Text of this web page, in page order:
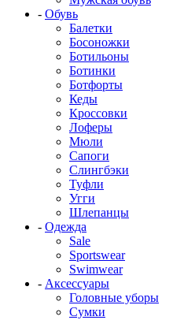
- Обувь
Балетки
Босоножки
Ботильоны
Ботинки
Ботфорты
Кеды
Кроссовки
Лоферы
Мюли
Сапоги
Слингбэки
Туфли
Угги
Шлепанцы
- Одежда
Sale
Sportswear
Swimwear
- Аксессуары
Головные уборы
Сумки